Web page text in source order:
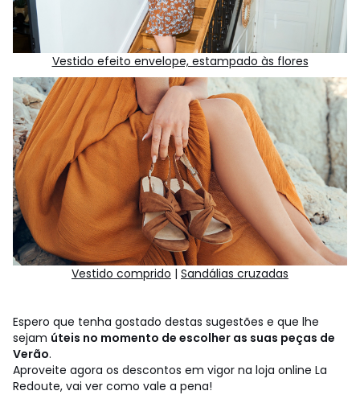
Vestido efeito envelope, estampado às flores
Vestido comprido | Sandálias cruzadas
Espero que tenha gostado destas sugestões e que lhe
sejam úteis no momento de escolher as suas peças de
Verão.
Aproveite agora os descontos em vigor na loja online La
Redoute, vai ver como vale a pena!